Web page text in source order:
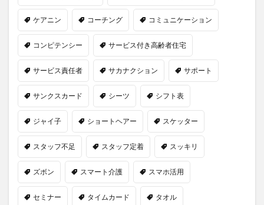
ケアニン コーチング コミュニケーション
コンピテンシー サービス付き高齢者住宅
サービス責任者 サカナクション サポート
サンクスカード シーツ シフト表
ジャイ子 ショートヘアー スケッター
スタッフ不足 スタッフ定着 スッキリ
ズボン スマート介護 スマホ活用
セミナー タイムカード タオル